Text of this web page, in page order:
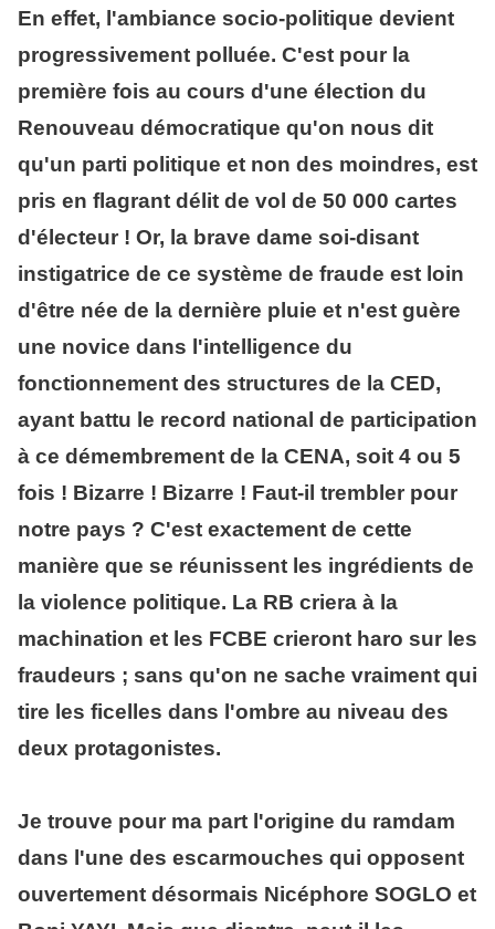
En effet, l'ambiance socio-politique devient
progressivement polluée. C'est pour la
première fois au cours d'une élection du
Renouveau démocratique qu'on nous dit
qu'un parti politique et non des moindres, est
pris en flagrant délit de vol de 50 000 cartes
d'électeur ! Or, la brave dame soi-disant
instigatrice de ce système de fraude est loin
d'être née de la dernière pluie et n'est guère
une novice dans l'intelligence du
fonctionnement des structures de la CED,
ayant battu le record national de participation
à ce démembrement de la CENA, soit 4 ou 5
fois ! Bizarre ! Bizarre ! Faut-il trembler pour
notre pays ? C'est exactement de cette
manière que se réunissent les ingrédients de
la violence politique. La RB criera à la
machination et les FCBE crieront haro sur les
fraudeurs ; sans qu'on ne sache vraiment qui
tire les ficelles dans l'ombre au niveau des
deux protagonistes.
Je trouve pour ma part l'origine du ramdam
dans l'une des escarmouches qui opposent
ouvertement désormais Nicéphore SOGLO et